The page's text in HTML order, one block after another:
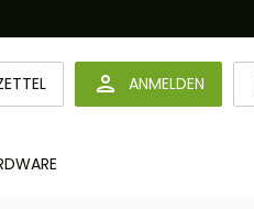
Automatisierte
DU HAST 0 PRODUKTE AUF
ANMELDEN